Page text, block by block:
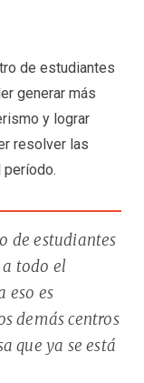
de estudiantes
generar más
y lograr
resolver las
de estudiantes
todo el
eso es
demás centros
que ya se está